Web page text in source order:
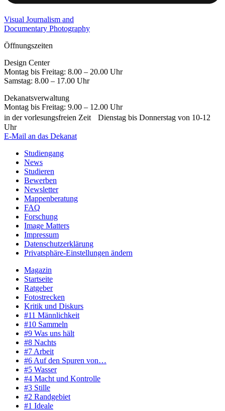
Visual Journalism and
Documentary Photography
Öffnungszeiten
Design Center
Montag bis Freitag: 8.00 – 20.00 Uhr
Samstag: 8.00 – 17.00 Uhr
Dekanatsverwaltung
Montag bis Freitag: 9.00 – 12.00 Uhr
in der vorlesungsfreien Zeit Dienstag bis Donnerstag von 10-12
Uhr
E-Mail an das Dekanat
Studiengang
News
Studieren
Bewerben
Newsletter
Mappenberatung
FAQ
Forschung
Image Matters
Impressum
Datenschutzerklärung
Privatsphäre-Einstellungen ändern
Magazin
Startseite
Ratgeber
Fotostrecken
Kritik und Diskurs
#11 Männlichkeit
#10 Sammeln
#9 Was uns hält
#8 Nachts
#7 Arbeit
#6 Auf den Spuren von…
#5 Wasser
#4 Macht und Kontrolle
#3 Stille
#2 Randgebiet
#1 Ideale